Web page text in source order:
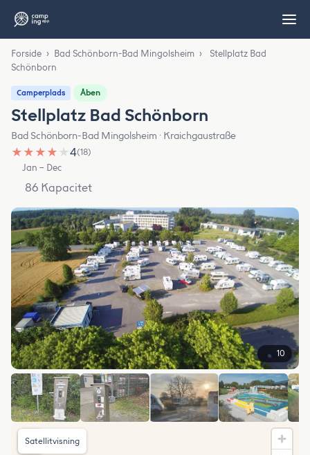
Forside › Bad Schönborn-Bad Mingolsheim ›
Stellplatz Bad
Schönborn
Camperplads Åben
Stellplatz Bad Schönborn
Bad Schönborn-Bad Mingolsheim · Kraichgaustraße
★ ★ ★ ★ ★4(18)
Jan – Dec
86 Kapacitet
10
Satellitvisning